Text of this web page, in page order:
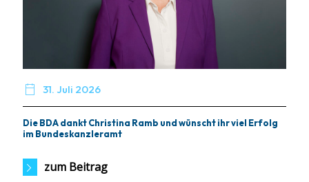
 31. Juli 2026
Die BDA dankt Christina Ramb und wünscht ihr viel Erfolg
im Bundeskanzleramt
zum Beitrag